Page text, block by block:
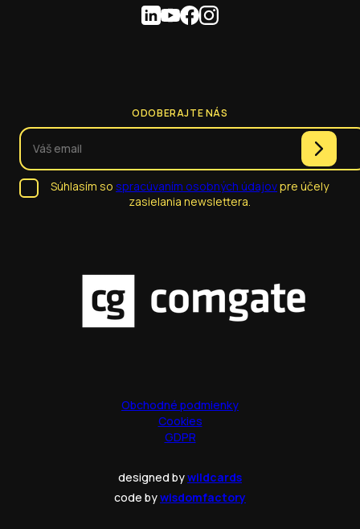
ODOBERAJTE NÁS
Súhlasím so spracúvaním osobných údajovpre účely
zasielania newslettera.
Obchodné podmienky
Cookies
GDPR
designed bywildcards
code bywisdomfactory